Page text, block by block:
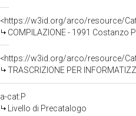
<https://w3id.org/arco/resource/
COMPILAZIONE - 1991 Costanzo P
<https://w3id.org/arco/resource/
TRASCRIZIONE PER
a-cat:P
Livello di Precatalogo